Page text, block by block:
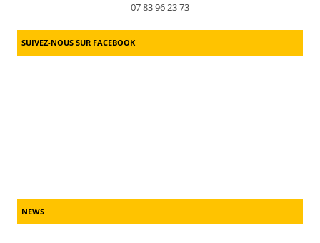
07 83 96 23 73
SUIVEZ-NOUS SUR FACEBOOK
NEWS